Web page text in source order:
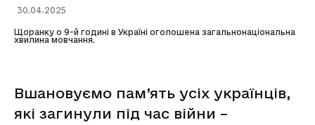
30.04.2025
Щоранку о 9-й годині в Україні оголошена загальнонаціональна
хвилина мовчання.
Вшановуємо пам’ять усіх українців,
які загинули під час війни –